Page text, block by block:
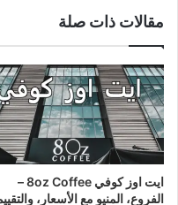
مقالات ذات صلة
ايت اوز كوفي 8oz Coffee –
الفروع، المنيو مع الأسعار،